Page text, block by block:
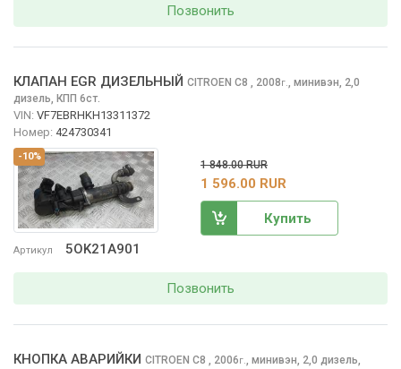
Позвонить
-10%
Артикул 5OK21A901
КЛАПАН EGR ДИЗЕЛЬНЫЙ CITROEN C8 , 2008г., минивэн, 2,0
дизель, КПП 6ст.
VIN: VF7EBRHKH13311372
Номер: 424730341
1 848.00 RUR
1 596.00 RUR
Купить
Позвонить
КНОПКА АВАРИЙКИ CITROEN C8 , 2006г., минивэн, 2,0 дизель,